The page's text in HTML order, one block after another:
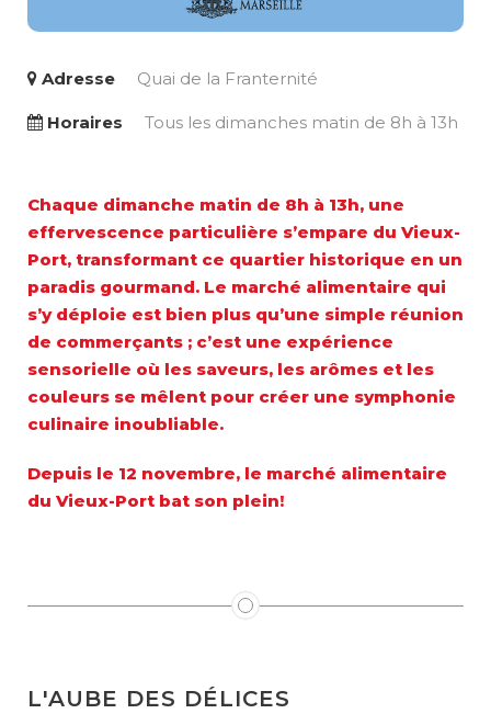
Adresse Quai de la Franternité
Horaires Tous les dimanches matin de 8h à 13h
Chaque dimanche matin de 8h à 13h, une
effervescence particulière s’empare du Vieux-
Port, transformant ce quartier historique en un
paradis gourmand. Le marché alimentaire qui
s’y déploie est bien plus qu’une simple réunion
de commerçants ; c’est une expérience
sensorielle où les saveurs, les arômes et les
couleurs se mêlent pour créer une symphonie
culinaire inoubliable.
Depuis le 12 novembre, le marché alimentaire
du Vieux-Port bat son plein!
L'AUBE DES DÉLICES